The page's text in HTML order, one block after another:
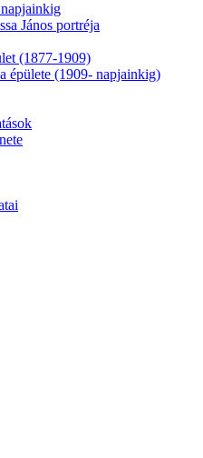
János portréja
(1877-1909)
(1909- napjainkig)